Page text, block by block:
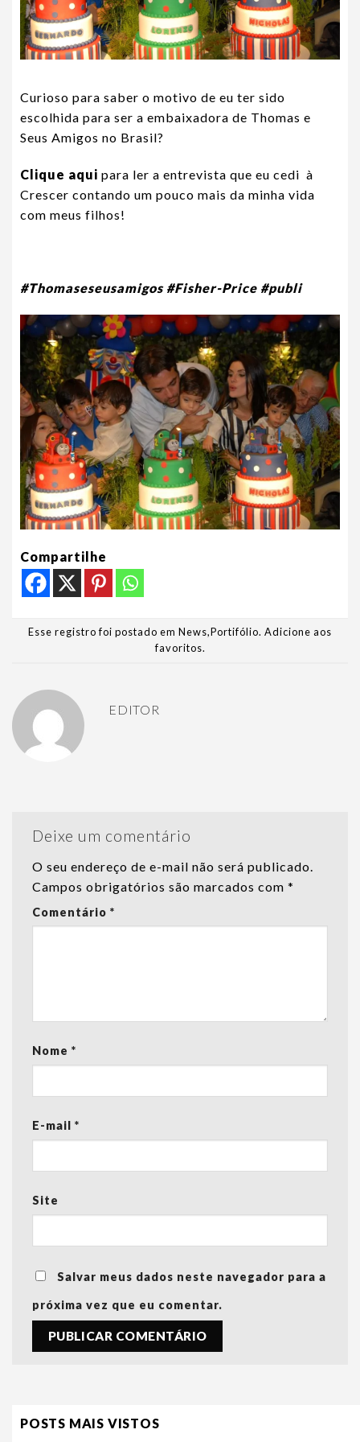
Curioso para saber o motivo de eu ter sido
escolhida para ser a embaixadora de Thomas e
Seus Amigos no Brasil?
Clique aqui para ler a entrevista que eu cedi à
Crescer contando um pouco mais da minha vida
com meus filhos!
#Thomaseseusamigos #Fisher-Price #publi
Compartilhe
Esse registro foi postado em News,Portifólio. Adicione aos
favoritos.
EDITOR
Deixe um comentário
O seu endereço de e-mail não será publicado.
Campos obrigatórios são marcados com *
Comentário *
Nome *
E-mail *
Site
Salvar meus dados neste navegador para a
próxima vez que eu comentar.
POSTS MAIS VISTOS